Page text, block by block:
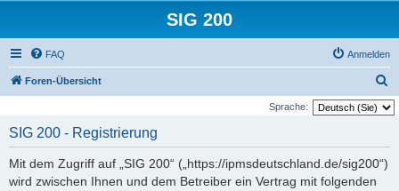
SIG 200
FAQ Anmelden
Foren-Übersicht
u
Sprache:
SIG 200 - Registrierung
Mit dem Zugriff auf „SIG 200“ („https://ipmsdeutschland.de/sig200“)
wird zwischen Ihnen und dem Betreiber ein Vertrag mit folgenden